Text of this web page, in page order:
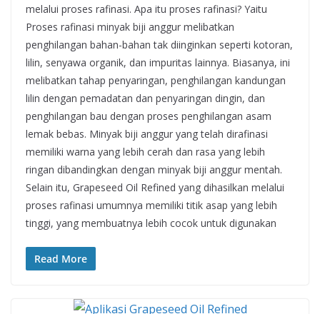
melalui proses rafinasi. Apa itu proses rafinasi? Yaitu
Proses rafinasi minyak biji anggur melibatkan
penghilangan bahan-bahan tak diinginkan seperti kotoran,
lilin, senyawa organik, dan impuritas lainnya. Biasanya, ini
melibatkan tahap penyaringan, penghilangan kandungan
lilin dengan pemadatan dan penyaringan dingin, dan
penghilangan bau dengan proses penghilangan asam
lemak bebas. Minyak biji anggur yang telah dirafinasi
memiliki warna yang lebih cerah dan rasa yang lebih
ringan dibandingkan dengan minyak biji anggur mentah.
Selain itu, Grapeseed Oil Refined yang dihasilkan melalui
proses rafinasi umumnya memiliki titik asap yang lebih
tinggi, yang membuatnya lebih cocok untuk digunakan
Read More